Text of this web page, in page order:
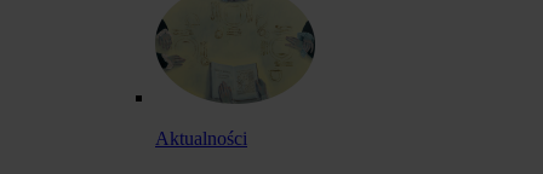
Aktualności